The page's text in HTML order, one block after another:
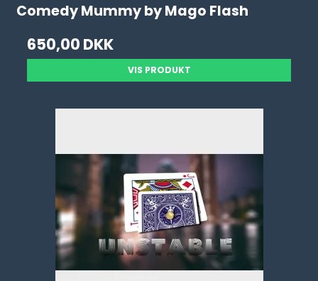
Comedy Mummy by Mago Flash
650,00 DKK
VIS PRODUKT